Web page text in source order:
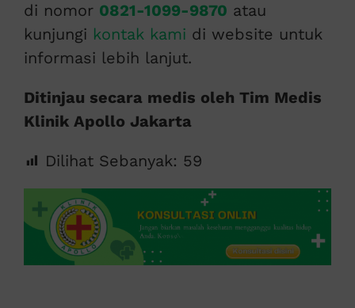
di nomor 0821-1099-9870 atau
kunjungi kontak kami di website untuk
informasi lebih lanjut.
Ditinjau secara medis oleh Tim Medis
Klinik Apollo Jakarta
Dilihat Sebanyak: 59